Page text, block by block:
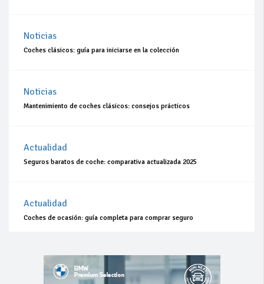
Noticias
Coches clásicos: guía para iniciarse en la colección
Noticias
Mantenimiento de coches clásicos: consejos prácticos
Actualidad
Seguros baratos de coche: comparativa actualizada 2025
Actualidad
Coches de ocasión: guía completa para comprar seguro